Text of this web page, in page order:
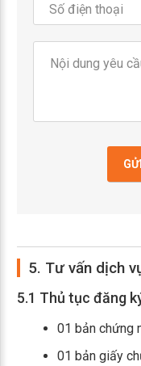
GỬI
5. Tư vấn dịch
5.1 Thủ tục đăng
01 bản chứng
01 bản giấy